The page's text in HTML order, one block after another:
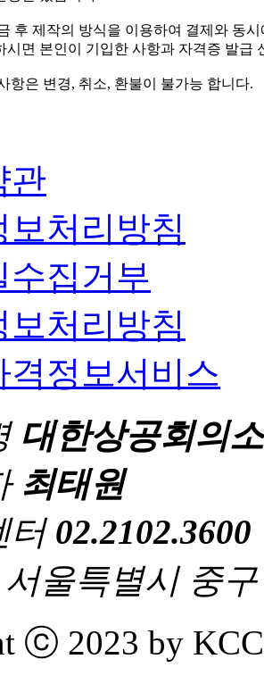
후 제작의 방식을 이용하여 결제와 동
시면 본인이 기입한 사항과 자격증 발
항은 변경, 취소, 환불이 불가능 합니다.
관
보처리방침
수집거부
보처리방침
격정보서비스
대한상공회의소
최태원
터 02.2102.3600
서울특별시 중
ⓒ 2023 by